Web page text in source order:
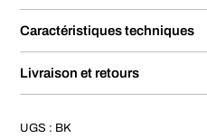
Caractéristiques techniques
Livraison et retours
UGS : BK